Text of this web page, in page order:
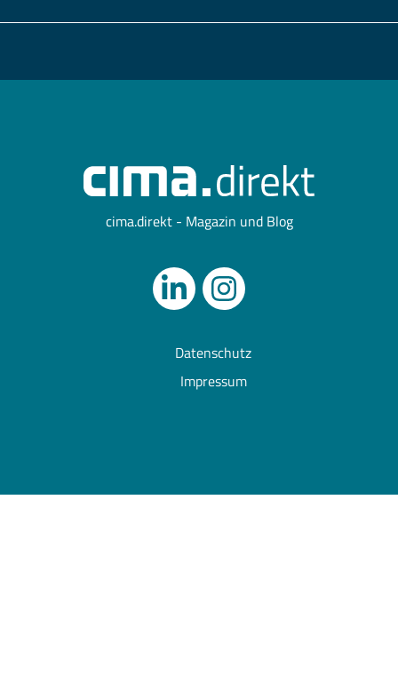
cima.direkt - Magazin und Blog
Datenschutz
Impressum